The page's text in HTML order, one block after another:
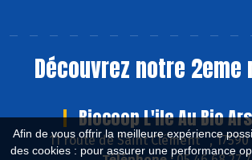
Afin de vous offrir la meilleure expérience
des cookies : pour assurer une performance
Découvrez notre 2eme
Biocoop L'ile Au Bio
11 route de Saint Clément , 17590